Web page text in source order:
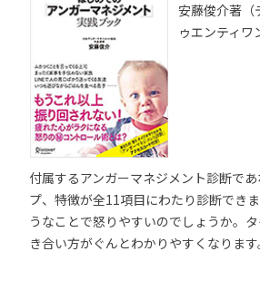
安藤俊介著（
ゥエンティワ
付属するアンガーマネジメント診断で
プ、特徴が全11項目にわたり診断でき
うなことで怒りやすいのでしょうか。
き合い方がぐんとわかりやすくなります